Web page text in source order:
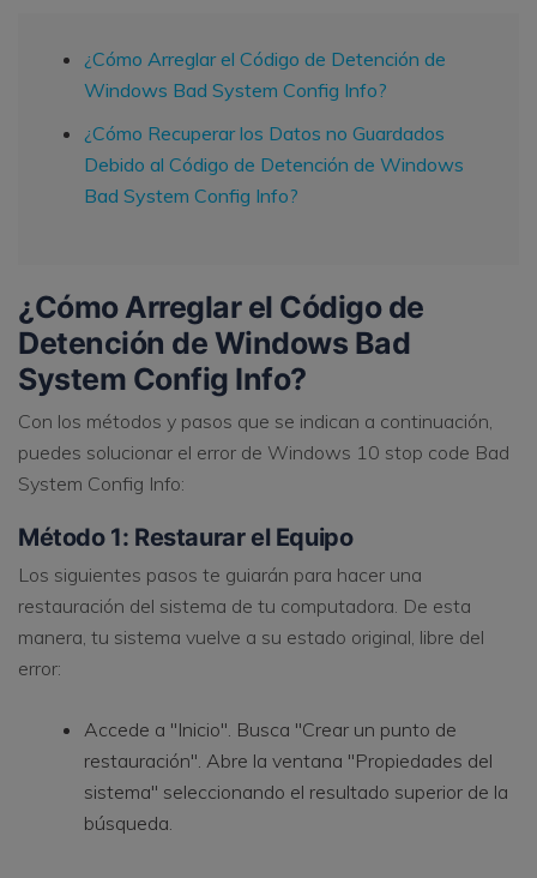
¿Cómo Arreglar el Código de Detención de
Windows Bad System Config Info?
¿Cómo Recuperar los Datos no Guardados
Debido al Código de Detención de Windows
Bad System Config Info?
¿Cómo Arreglar el Código de
Detención de Windows Bad
System Config Info?
Con los métodos y pasos que se indican a continuación,
puedes solucionar el error de Windows 10 stop code Bad
System Config Info:
Método 1: Restaurar el Equipo
Los siguientes pasos te guiarán para hacer una
restauración del sistema de tu computadora. De esta
manera, tu sistema vuelve a su estado original, libre del
error:
Accede a "Inicio". Busca "Crear un punto de
restauración". Abre la ventana "Propiedades del
sistema" seleccionando el resultado superior de la
búsqueda.